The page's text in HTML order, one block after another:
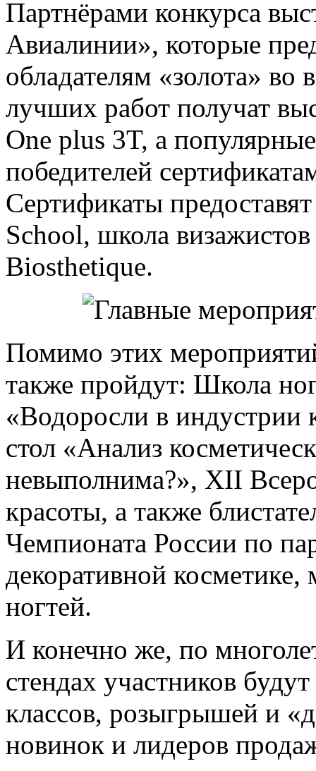
Партнёрами конкурса
Авиалинии», которые
обладателям «золота»
лучших работ получат
One plus 3T, а
победителей
Сертификаты
School, школа
Biosthetique.
Помимо этих
также пройдут: Школа
«Водоросли в индустрии
стол «Анализ
невыполнима?», XII
красоты, а также
Чемпионата России по
декоративной
ногтей.
И конечно же, по
стендах участников
классов, розыгрышей и
новинок и лидеров